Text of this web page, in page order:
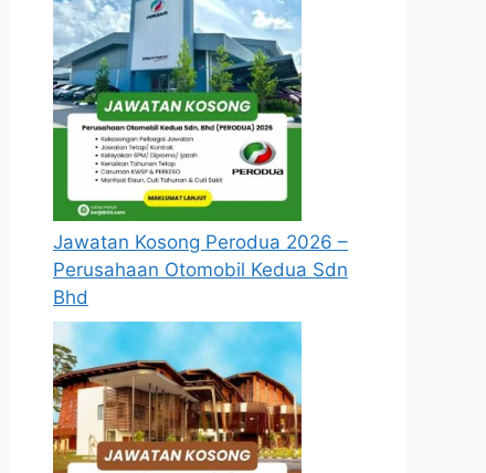
Jawatan Kosong Perodua 2026 –
Perusahaan Otomobil Kedua Sdn
Bhd